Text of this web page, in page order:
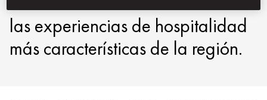
las experiencias de hospitalidad
más características de la región.